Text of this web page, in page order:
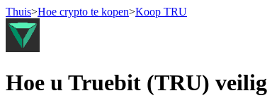
Thuis>Hoe crypto te kopen>Koop TRU
Hoe u Truebit (TRU)